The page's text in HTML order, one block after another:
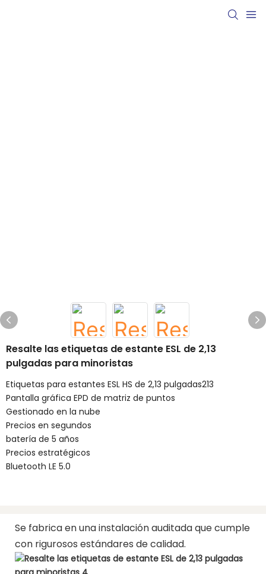
Resalte las etiquetas de estante ESL de 2,13
pulgadas para minoristas
Etiquetas para estantes ESL HS de 2,13 pulgadas213
Pantalla gráfica EPD de matriz de puntos
Gestionado en la nube
Precios en segundos
batería de 5 años
Precios estratégicos
Bluetooth LE 5.0
Se fabrica en una instalación auditada que cumple
con rigurosos estándares de calidad.